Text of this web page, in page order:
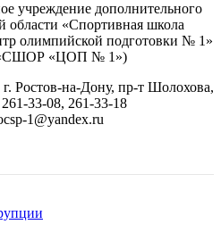
учреждение дополнительного
области «Спортивная школа
олимпийской подготовки № 1»
«ЦОП № 1»)
Ростов-на-Дону, пр-т Шолохова,
33-08, 261-33-18
1@yandex.ru